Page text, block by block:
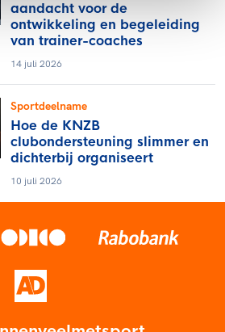
aandacht voor de
ontwikkeling en begeleiding
van trainer-coaches
14 juli 2026
Sportdeelname
Hoe de KNZB
clubondersteuning slimmer en
dichterbij organiseert
10 juli 2026